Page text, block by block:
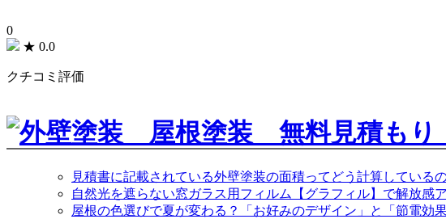
0
★ 0.0
クチコミ評価
見積書に記載されている外壁塗装の面積ってどう計算している
自然光を遮らない窓ガラス用フィルム【グラフィル】で解放感
屋根の色選びで夏が変わる？「お好みのデザイン」と「節電効